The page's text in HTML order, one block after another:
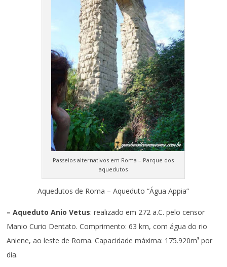
Passeios alternativos em Roma – Parque dos
aquedutos
Aquedutos de Roma – Aqueduto “Água Appia”
– Aqueduto Anio Vetus: realizado em 272 a.C. pelo censor
Manio Curio Dentato. Comprimento: 63 km, com água do rio
Aniene, ao leste de Roma. Capacidade máxima: 175.920m³ por
dia.